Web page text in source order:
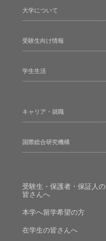
大学について
受験生向け情報
学生生活
キャリア・就職
国際総合研究機構
受験生・保護者・保証人の
皆さんへ
本学へ留学希望の方
在学生の皆さんへ